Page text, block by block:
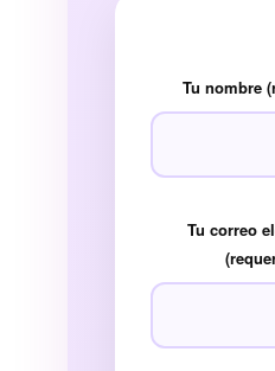
Tu nombre
Tu correo